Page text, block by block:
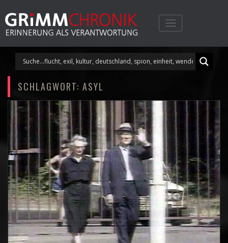
content
SCHLAGWORT: ASYL